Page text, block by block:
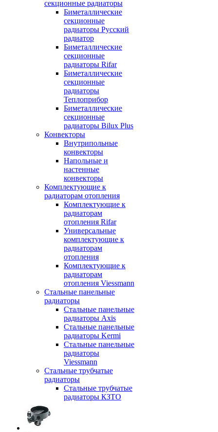
секционные радиаторы
Биметаллические
секционные
радиаторы Русский
радиатор
Биметаллические
секционные
радиаторы Rifar
Биметаллические
секционные
радиаторы
Теплоприбор
Биметаллические
секционные
радиаторы Bilux Plus
Конвекторы
Внутрипольные
конвекторы
Напольные и
настенные
конвекторы
Комплектующие к
радиаторам отопления
Комплектующие к
радиаторам
отопления Rifar
Универсальные
комплектующие к
радиаторам
отопления
Комплектующие к
радиаторам
отопления Viessmann
Стальные панельные
радиаторы
Стальные панельные
радиаторы Axis
Стальные панельные
радиаторы Kermi
Стальные панельные
радиаторы
Viessmann
Стальные трубчатые
радиаторы
Стальные трубчатые
радиаторы КЗТО